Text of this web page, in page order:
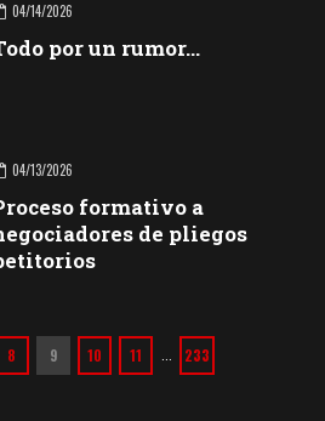
04/14/2026
por un rumor…
04/13/2026
formativo a
de pliegos
8 9 10 11 233